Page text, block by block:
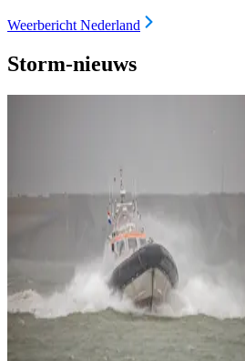
Weerbericht Nederland
Storm-nieuws